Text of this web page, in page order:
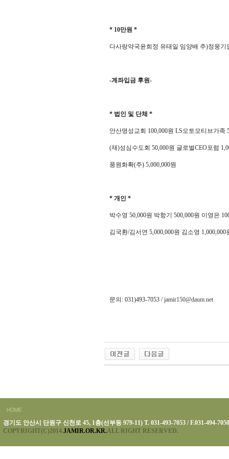
* 10만원 *
다사랑약국윤희정 유태일 임양배 주)정웅기
-계좌입금 후원-
* 법인 및 단체 *
안산명성교회 100,000원 LS오토모티브가족
(재)성심수도회 50,000원 글로벌CEO포럼
풍원화확(주) 5,000,000원
* 개인 *
박수영 50,000원 박항기 500,000원 이영은
김국환/김서연 5,000,000원 김소영 1,000,000
문의 : 031)493-7053 /jamir150@daum.net
경기도 안산시 단원구 신천로 45, 1층(선부동 979-11) T. 031-493-7053 / F.031-494-7050
COPYRIGHT(C)2014.JAMIR.OR.KR.ALL RIGHT RESERVED.